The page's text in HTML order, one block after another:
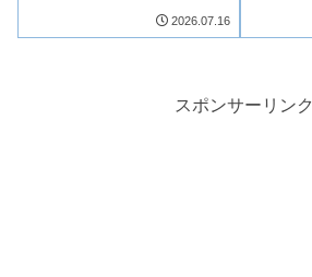
間島めぐりの旅、行程を
2026.07.16
スポンサーリンク